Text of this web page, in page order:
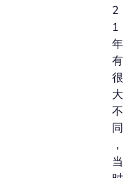
2
1
年
有
很
大
不
同
，
当